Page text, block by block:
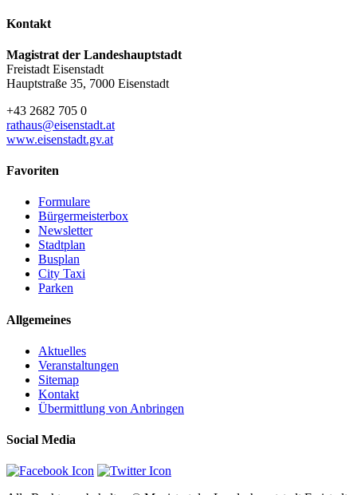
Kontakt
Magistrat der Landeshauptstadt
Freistadt Eisenstadt
Hauptstraße 35, 7000 Eisenstadt
+43 2682 705 0
rathaus@eisenstadt.at
www.eisenstadt.gv.at
Favoriten
Formulare
Bürgermeisterbox
Newsletter
Stadtplan
Busplan
City Taxi
Parken
Allgemeines
Aktuelles
Veranstaltungen
Sitemap
Kontakt
Übermittlung von Anbringen
Social Media